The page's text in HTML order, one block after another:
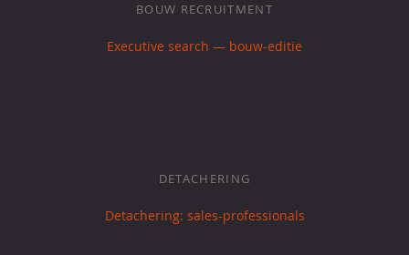
BOUW RECRUITMENT
Executive search — bouw-editie
DETACHERING
Detachering: sales-professionals